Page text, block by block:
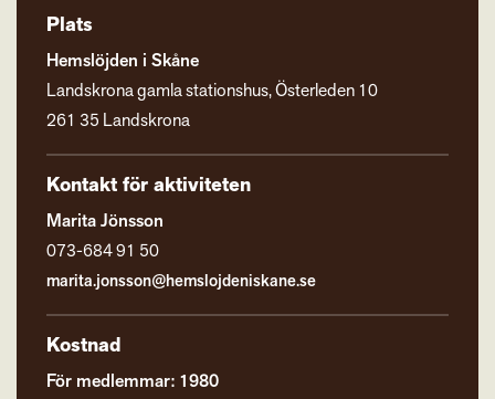
Plats
Hemslöjden i Skåne
Landskrona gamla stationshus, Österleden 10
261 35 Landskrona
Kontakt för aktiviteten
Marita Jönsson
073-684 91 50
marita.jonsson@hemslojdeniskane.se
Kostnad
För medlemmar: 1980